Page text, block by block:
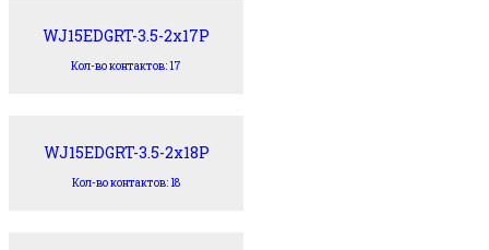
WJ15EDGRT-3.5-2x17P
Кол-во контактов: 17
WJ15EDGRT-3.5-2x18P
Кол-во контактов: 18